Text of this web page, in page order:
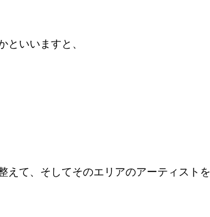
いいますと、
えて、そしてそのエリアのアーティストを